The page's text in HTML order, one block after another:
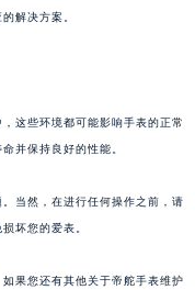
解决方案。
这些环境都可能影响手表的正常
并保持良好的性能。
当然，在进行任何操作之前，请
坏您的爱表。
果您还有其他关于帝舵手表维护